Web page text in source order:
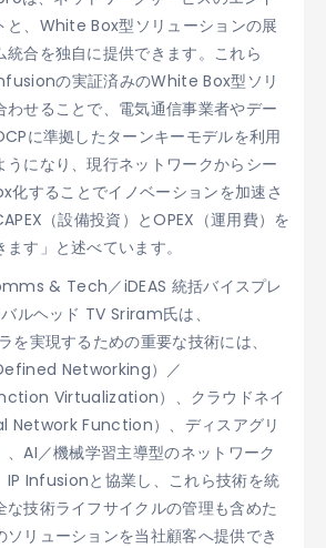
と、White Box型ソリューションの展
統合を独自に提供できます。これら
の実証済みのWhite Box型ソリ
わせることで、電気通信事業者やデー
に準拠したターンキーモデルを利用
うになり、現行ネットワークからシー
化することでイノベーションを加速さ
（設備投資）とOPEX（運用費）を
す」と述べています。
& Tech／iDEAS 統括バイスプレ
ルヘッド TV Sriram氏は、
を実現するための重要な技術には、
Networking）／
Virtualization）、クラウドネイ
Network Function）、ディスアグリ
AI／機械学習主導型のネットワーク
IP Infusionと協業し、これら技術を統
な技術ライフサイクルの管理も含めた
ソリューションを当社顧客へ提供でき